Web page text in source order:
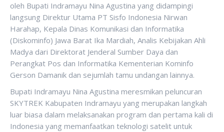
oleh Bupati Indramayu Nina Agustina yang didampingi
langsung Direktur Utama PT Sisfo Indonesia Nirwan
Harahap, Kepala Dinas Komunikasi dan Informatika
(Diskominfo) Jawa Barat Ika Mardiah, Analis Kebijakan Ahli
Madya dari Direktorat Jenderal Sumber Daya dan
Perangkat Pos dan Informatika Kementerian Kominfo
Gerson Damanik dan sejumlah tamu undangan lainnya.
Bupati Indramayu Nina Agustina meresmikan peluncuran
SKYTREK Kabupaten Indramayu yang merupakan langkah
luar biasa dalam melaksanakan program dan pertama kali di
Indonesia yang memanfaatkan teknologi satelit untuk